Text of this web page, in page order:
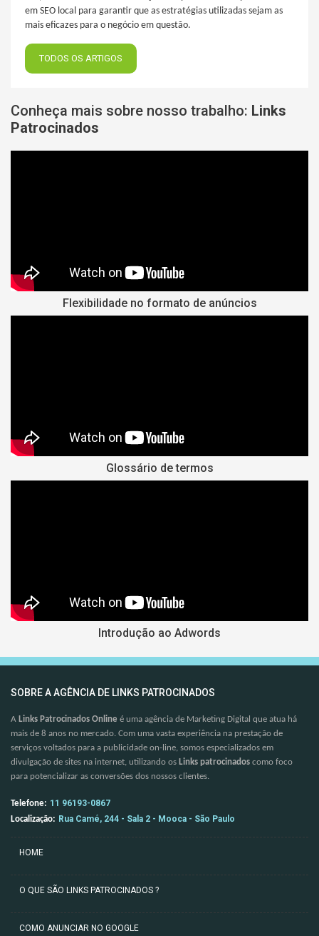
em SEO local para garantir que as estratégias utilizadas sejam as
mais eficazes para o negócio em questão.
TODOS OS ARTIGOS
Conheça mais sobre nosso trabalho: Links
Patrocinados
Flexibilidade no formato de anúncios
Glossário de termos
Introdução ao Adwords
SOBRE A AGÊNCIA DE LINKS PATROCINADOS
A Links Patrocinados Online é uma agência de Marketing Digital que atua há
mais de 8 anos no mercado. Com uma vasta experiência na prestação de
serviços voltados para a publicidade on-line, somos especializados em
divulgação de sites na internet, utilizando os Links patrocinados como foco
para potencializar as conversões dos nossos clientes.
Telefone: 11 96193-0867
Localização: Rua Camé, 244 - Sala 2 - Mooca - São Paulo
HOME
O QUE SÃO LINKS PATROCINADOS ?
COMO ANUNCIAR NO GOOGLE